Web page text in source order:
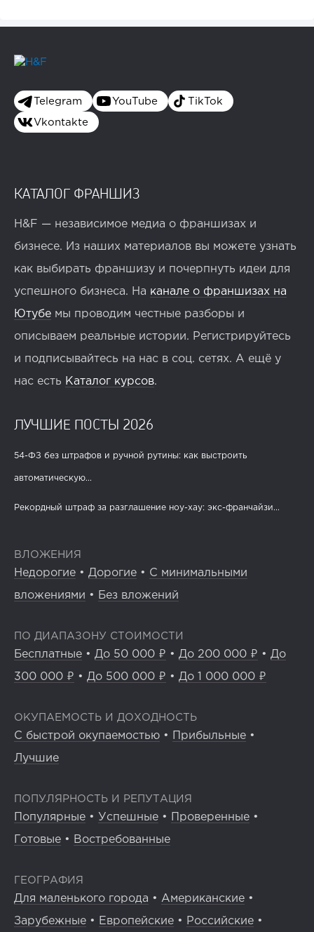
Telegram YouTube TikTok
Vkontakte
КАТАЛОГ ФРАНШИЗ
H&F — независимое медиа о франшизах и
бизнесе. Из наших материалов вы можете узнать
как выбирать франшизу и почерпнуть идеи для
успешного бизнеса. На канале о франшизах на
Ютубе мы проводим честные разборы и
описываем реальные истории. Регистрируйтесь
и подписывайтесь на нас в соц. сетях. А ещё у
нас есть Каталог курсов.
ЛУЧШИЕ ПОСТЫ 2026
54-ФЗ без штрафов и ручной рутины: как выстроить
автоматическую...
Рекордный штраф за разглашение ноу-хау: экс-франчайзи...
ВЛОЖЕНИЯ
Недорогие • Дорогие • С минимальными
вложениями • Без вложений
ПО ДИАПАЗОНУ СТОИМОСТИ
Бесплатные • До 50 000 ₽ • До 200 000 ₽ • До
300 000 ₽ • До 500 000 ₽ • До 1 000 000 ₽
ОКУПАЕМОСТЬ И ДОХОДНОСТЬ
С быстрой окупаемостью • Прибыльные •
Лучшие
ПОПУЛЯРНОСТЬ И РЕПУТАЦИЯ
Популярные • Успешные • Проверенные •
Готовые • Востребованные
ГЕОГРАФИЯ
Для маленького города • Американские •
Зарубежные • Европейские • Российские •